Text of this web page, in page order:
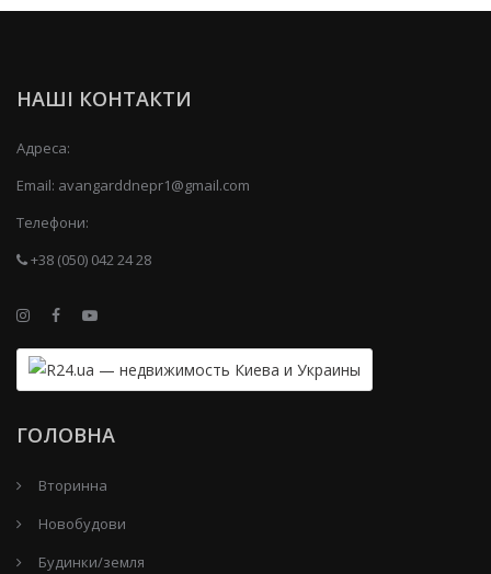
НАШІ КОНТАКТИ
Адреса:
Email: avangarddnepr1@gmail.com
Телефони:
+38 (050) 042 24 28
ГОЛОВНА
Вторинна
Новобудови
Будинки/земля